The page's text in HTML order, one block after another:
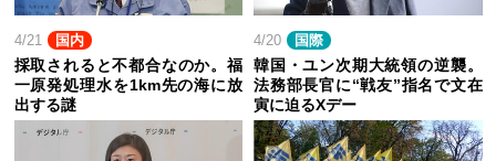
4/21 国内
採取されると不都合なのか。福
一原発処理水を1km先の海に放
出する謎
4/20 国際
韓国・ユン次期大統領の逆襲。
法務部長官に“戦友”指名で文在
寅に迫るXデー